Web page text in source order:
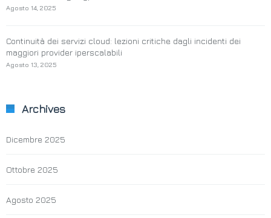
Agosto 14, 2025
Continuità dei servizi cloud: lezioni critiche dagli incidenti dei
maggiori provider iperscalabili
Agosto 13, 2025
Archives
Dicembre 2025
Ottobre 2025
Agosto 2025